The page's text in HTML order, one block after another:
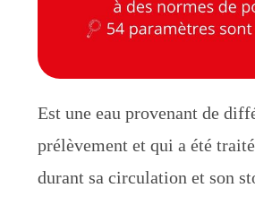
Est une eau provenant de
prélèvement et qui a été
durant sa circulation et son